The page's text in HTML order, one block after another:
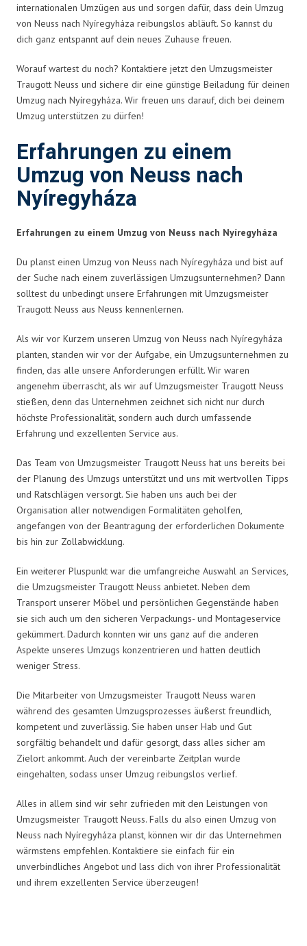
internationalen Umzügen aus und sorgen dafür, dass dein Umzug
von Neuss nach Nyíregyháza reibungslos abläuft. So kannst du
dich ganz entspannt auf dein neues Zuhause freuen.
Worauf wartest du noch? Kontaktiere jetzt den Umzugsmeister
Traugott Neuss und sichere dir eine günstige Beiladung für deinen
Umzug nach Nyíregyháza. Wir freuen uns darauf, dich bei deinem
Umzug unterstützen zu dürfen!
Erfahrungen zu einem
Umzug von Neuss nach
Nyíregyháza
Erfahrungen zu einem Umzug von Neuss nach Nyíregyháza
Du planst einen Umzug von Neuss nach Nyíregyháza und bist auf
der Suche nach einem zuverlässigen Umzugsunternehmen? Dann
solltest du unbedingt unsere Erfahrungen mit Umzugsmeister
Traugott Neuss aus Neuss kennenlernen.
Als wir vor Kurzem unseren Umzug von Neuss nach Nyíregyháza
planten, standen wir vor der Aufgabe, ein Umzugsunternehmen zu
finden, das alle unsere Anforderungen erfüllt. Wir waren
angenehm überrascht, als wir auf Umzugsmeister Traugott Neuss
stießen, denn das Unternehmen zeichnet sich nicht nur durch
höchste Professionalität, sondern auch durch umfassende
Erfahrung und exzellenten Service aus.
Das Team von Umzugsmeister Traugott Neuss hat uns bereits bei
der Planung des Umzugs unterstützt und uns mit wertvollen Tipps
und Ratschlägen versorgt. Sie haben uns auch bei der
Organisation aller notwendigen Formalitäten geholfen,
angefangen von der Beantragung der erforderlichen Dokumente
bis hin zur Zollabwicklung.
Ein weiterer Pluspunkt war die umfangreiche Auswahl an Services,
die Umzugsmeister Traugott Neuss anbietet. Neben dem
Transport unserer Möbel und persönlichen Gegenstände haben
sie sich auch um den sicheren Verpackungs- und Montageservice
gekümmert. Dadurch konnten wir uns ganz auf die anderen
Aspekte unseres Umzugs konzentrieren und hatten deutlich
weniger Stress.
Die Mitarbeiter von Umzugsmeister Traugott Neuss waren
während des gesamten Umzugsprozesses äußerst freundlich,
kompetent und zuverlässig. Sie haben unser Hab und Gut
sorgfältig behandelt und dafür gesorgt, dass alles sicher am
Zielort ankommt. Auch der vereinbarte Zeitplan wurde
eingehalten, sodass unser Umzug reibungslos verlief.
Alles in allem sind wir sehr zufrieden mit den Leistungen von
Umzugsmeister Traugott Neuss. Falls du also einen Umzug von
Neuss nach Nyíregyháza planst, können wir dir das Unternehmen
wärmstens empfehlen. Kontaktiere sie einfach für ein
unverbindliches Angebot und lass dich von ihrer Professionalität
und ihrem exzellenten Service überzeugen!